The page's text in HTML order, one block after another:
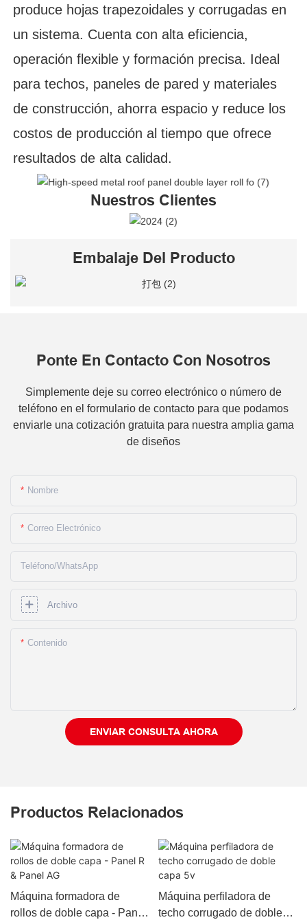
produce hojas trapezoidales y corrugadas en
un sistema. Cuenta con alta eficiencia,
operación flexible y formación precisa. Ideal
para techos, paneles de pared y materiales
de construcción, ahorra espacio y reduce los
costos de producción al tiempo que ofrece
resultados de alta calidad.
Nuestros Clientes
Embalaje Del Producto
Ponte En Contacto Con Nosotros
Simplemente deje su correo electrónico o número de
teléfono en el formulario de contacto para que podamos
enviarle una cotización gratuita para nuestra amplia gama
de diseños
Nombre
Correo Electrónico
Teléfono/WhatsApp
Archivo
Contenido
ENVIAR CONSULTA AHORA
Productos Relacionados
Máquina formadora de
rollos de doble capa - Panel
Máquina perfiladora de
techo corrugado de doble